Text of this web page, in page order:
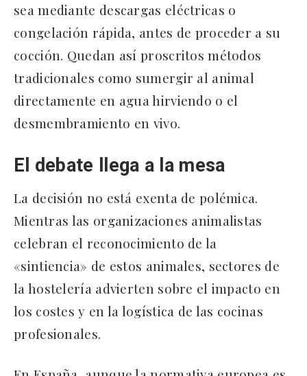
sea mediante descargas eléctricas o
congelación rápida, antes de proceder a su
cocción. Quedan así proscritos métodos
tradicionales como sumergir al animal
directamente en agua hirviendo o el
desmembramiento en vivo.
El debate llega a la mesa
La decisión no está exenta de polémica.
Mientras las organizaciones animalistas
celebran el reconocimiento de la
«sintiencia» de estos animales, sectores de
la hostelería advierten sobre el impacto en
los costes y en la logística de las cocinas
profesionales.